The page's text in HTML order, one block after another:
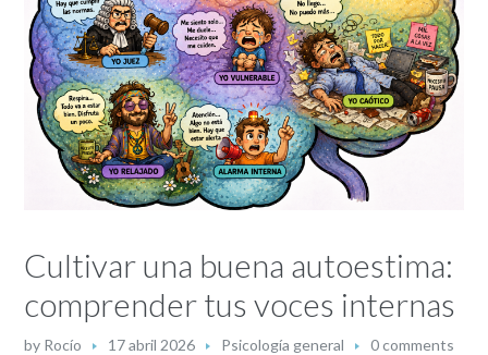
Cultivar una buena autoestima:
comprender tus voces internas
by Rocío 17 abril 2026 Psicología general 0 comments